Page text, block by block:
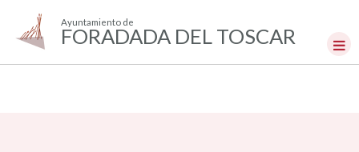
Ayuntamiento de
FORADADA DEL TOSCAR